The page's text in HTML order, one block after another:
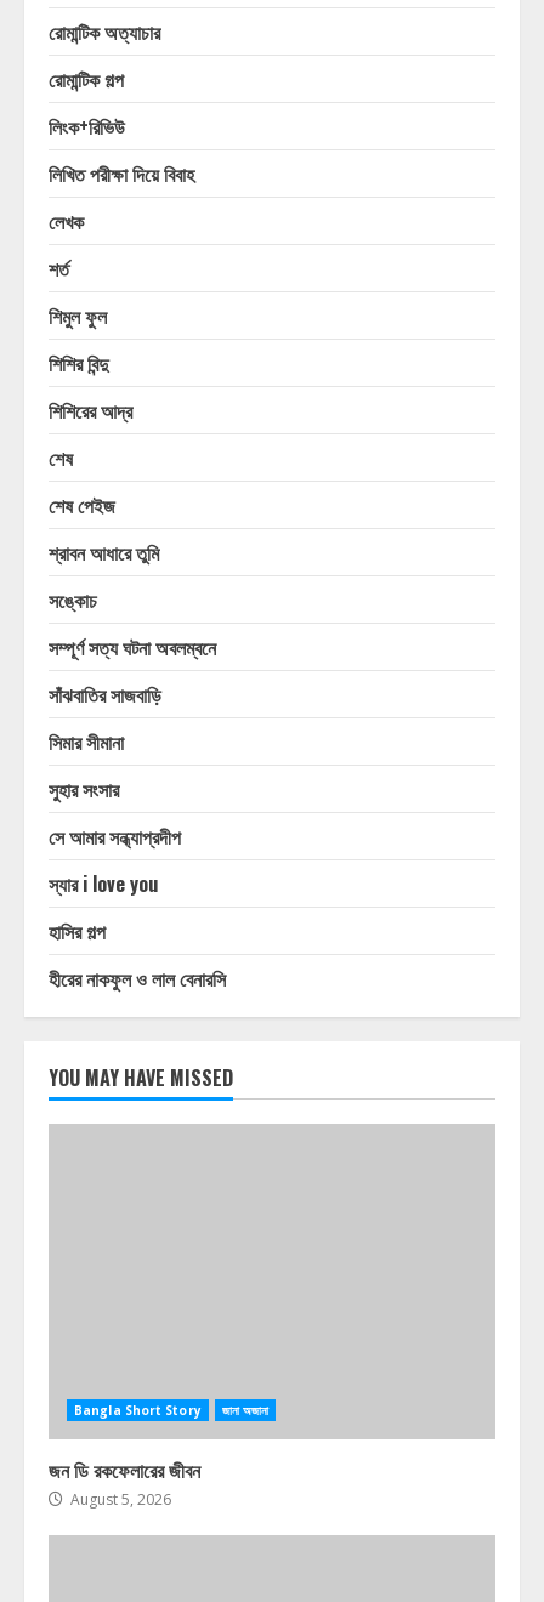
রোমান্টিক অত্যাচার
রোমান্টিক গল্প
লিংক+রিভিউ
লিখিত পরীক্ষা দিয়ে বিবাহ
লেখক
শর্ত
শিমুল ফুল
শিশির বিন্দু
শিশিরের আদ্র
শেষ
শেষ পেইজ
শ্রাবন আধারে তুমি
সঙ্কোচ
সম্পূর্ণ সত্য ঘটনা অবলম্বনে
সাঁঝবাতির সাজবাড়ি
সিমার সীমানা
সুহার সংসার
সে আমার সন্ধ্যাপ্রদীপ
স্যার i love you
হাসির গল্প
হীরের নাকফুল ও লাল বেনারসি
YOU MAY HAVE MISSED
Bangla Short Story জানা অজানা
জন ডি রকফেলারের জীবন
August 5, 2026